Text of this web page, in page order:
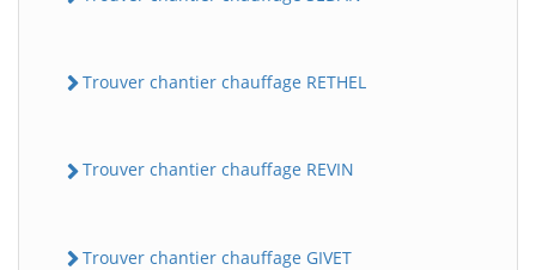
Trouver chantier chauffage RETHEL
Trouver chantier chauffage REVIN
Trouver chantier chauffage GIVET